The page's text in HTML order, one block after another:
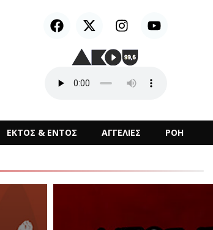
ΕΚΤΟΣ & ΕΝΤΟΣ ΑΓΓΕΛΙΕΣ ΡΟΗ